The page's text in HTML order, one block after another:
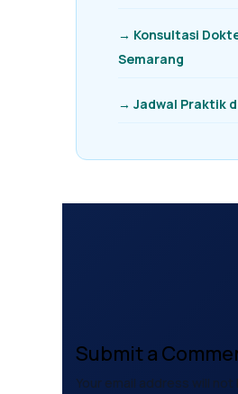
→ Konsultasi
Semarang
→ Jadwal Praktik
Submit a
Your email address will not